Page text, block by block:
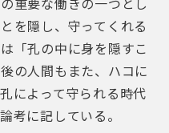
重要な働きの一つとし
を隠し、守ってくれる
「孔の中に身を隠すこ
の人間もまた、ハコに
によって守られる時代
考に記している。